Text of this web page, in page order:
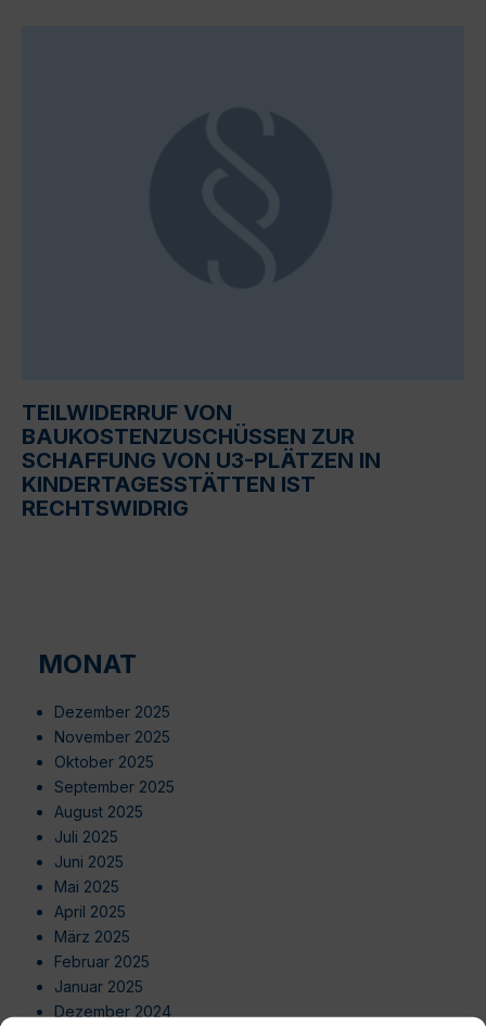
TEILWIDERRUF VON
BAUKOSTENZUSCHÜSSEN ZUR
SCHAFFUNG VON U3-PLÄTZEN IN
KINDERTAGESSTÄTTEN IST
RECHTSWIDRIG
MONAT
Dezember 2025
November 2025
Oktober 2025
September 2025
August 2025
Juli 2025
Juni 2025
Mai 2025
April 2025
März 2025
Februar 2025
Januar 2025
Dezember 2024